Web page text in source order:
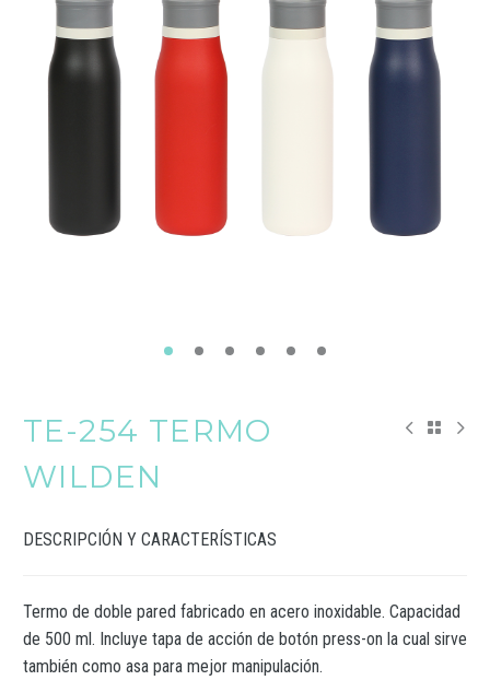
TE-254 TERMO
WILDEN
DESCRIPCIÓN Y CARACTERÍSTICAS
Termo de doble pared fabricado en acero inoxidable. Capacidad
de 500 ml. Incluye tapa de acción de botón press-on la cual sirve
también como asa para mejor manipulación.